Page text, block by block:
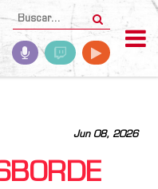
Jun 08, 2026